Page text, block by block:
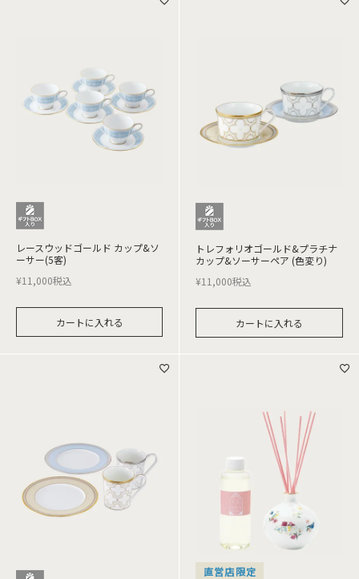
レースウッドゴールド カップ&ソ
ーサー(5客)
¥11,000税込
カートに入れる
トレフォリオゴールド&プラチナ
カップ&ソーサーペア (色変り)
¥11,000税込
カートに入れる
直営店限定